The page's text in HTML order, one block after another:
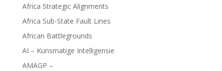
Africa Strategic Alignments
Africa Sub-State Fault Lines
African Battlegrounds
AI – Kunsmatige Intelligensie
AMAGP –